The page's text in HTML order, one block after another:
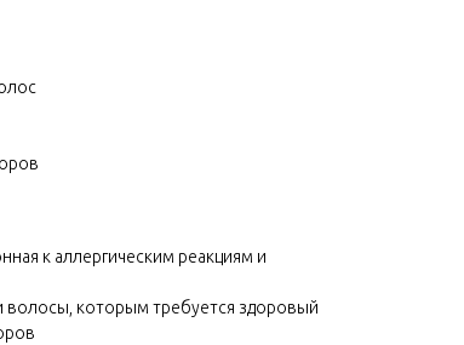
к аллергическим реакциям и
волосы, которым требуется здоровый